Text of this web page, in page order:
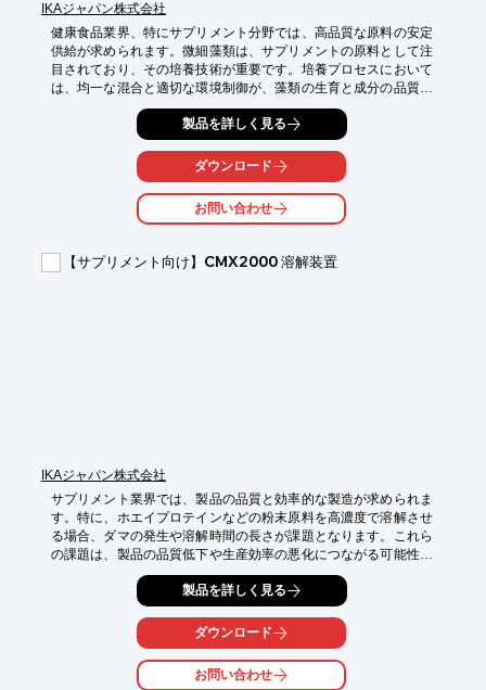
IKAジャパン株式会社
健康食品業界、特にサプリメント分野では、高品質な原料の安定
供給が求められます。微細藻類は、サプリメントの原料として注
目されており、その培養技術が重要です。培養プロセスにおいて
は、均一な混合と適切な環境制御が、藻類の生育と成分の品質に
大きく影響します。HABITATは、カオスモードによる均一な混合
を実現し、温度制御やガス供給を精密に行うことで、高品質な微
細藻類の培養をサポートします。
【活用シーン】
・サプリメント原料となる微細藻類の培養
・藻類由来成分の研究開発
【導入の効果】
製品を詳しく見る
ダウンロード
お問い合わせ
【サプリメント向け】CMX2000 溶解装置
IKAジャパン株式会社
サプリメント業界では、製品の品質と効率的な製造が求められま
す。特に、ホエイプロテインなどの粉末原料を高濃度で溶解させ
る場合、ダマの発生や溶解時間の長さが課題となります。これら
の課題は、製品の品質低下や生産効率の悪化につながる可能性が
あります。CMX2000は、高せん断ミキシングにより、短時間で
均一な溶解を実現し、高品質なサプリメント製造をサポートしま
【活用シーン】
・ホエイプロテイン、ソイプロテインなどの高濃度溶解
・フレコンバックからの原料供給
製品を詳しく見る
ダウンロード
お問い合わせ